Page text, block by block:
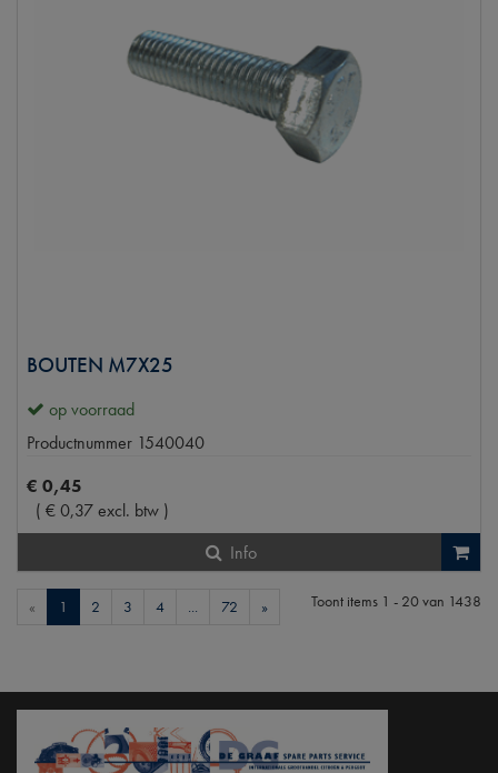
BOUTEN M7X25
op voorraad
Productnummer 1540040
€ 0,45
( €0,37excl. btw )
Info
Toont items 1 - 20van 1438
« 1 2 3 4 ... 72 »